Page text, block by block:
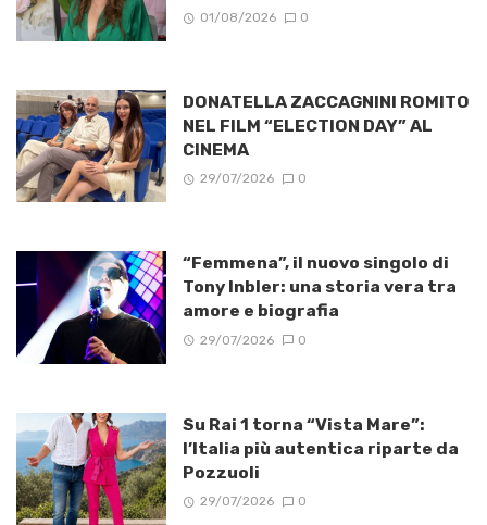
01/08/2026 0
DONATELLA ZACCAGNINI ROMITO
NEL FILM “ELECTION DAY” AL
CINEMA
29/07/2026 0
“Femmena”, il nuovo singolo di
Tony Inbler: una storia vera tra
amore e biografia
29/07/2026 0
Su Rai 1 torna “Vista Mare”:
l’Italia più autentica riparte da
Pozzuoli
29/07/2026 0